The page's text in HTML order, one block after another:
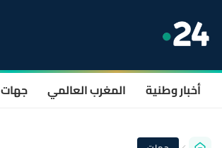
أخبار وطنية المغرب العالمي جهات